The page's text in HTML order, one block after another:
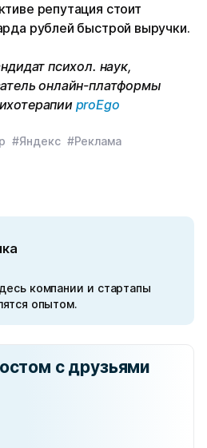
репутация стоит
рублей быстрой выручки.
психол. наук,
онлайн-платформы
proEgo
#Яндекс #Реклама
компании и стартапы
опытом.
с друзьями